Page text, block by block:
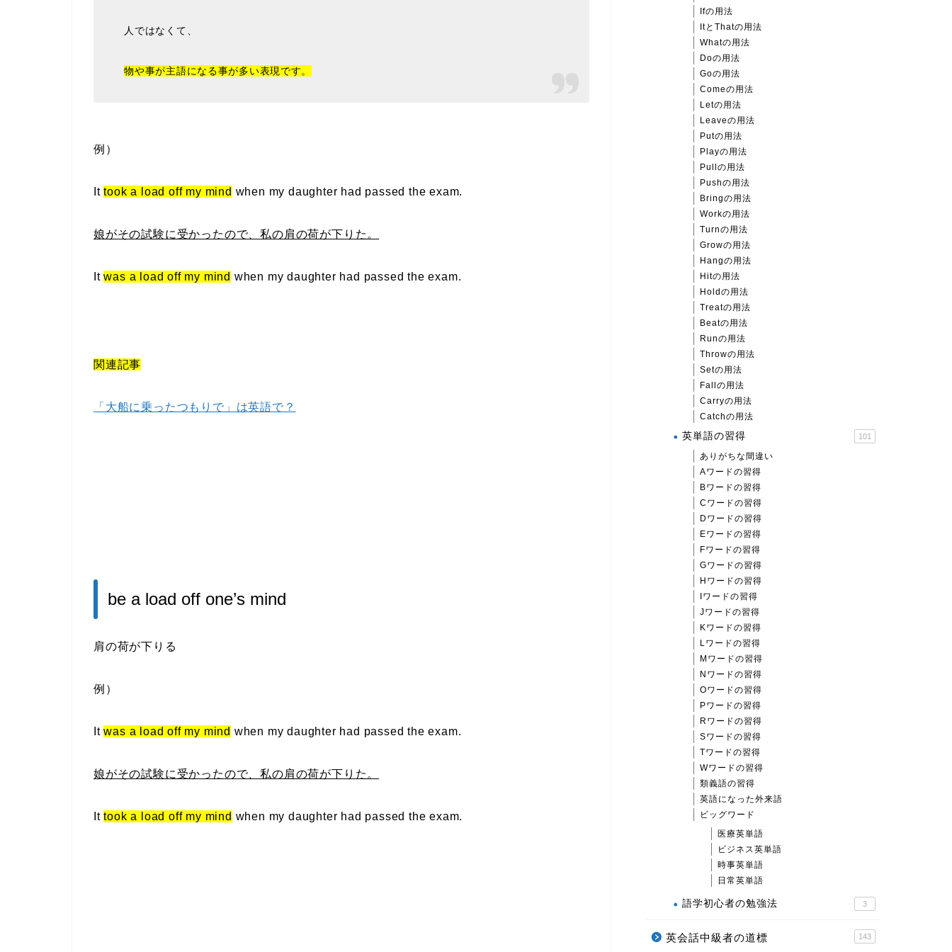
人ではなくて、
物や事が主語になる事が多い表現です。
例）
Ittook a load off my mind when my daughter had passed the exam.
娘がその試験に受かったので、私の肩の荷が下りた。
Itwas a load off my mind when my daughter had passed the exam.
関連記事
「大船に乗ったつもりで」は英語で？
be a load off one’s mind
肩の荷が下りる
例）
Itwas a load off my mind when my daughter had passed the exam.
娘がその試験に受かったので、私の肩の荷が下りた。
Ittook a load off my mind when my daughter had passed the exam.
Ifの用法
ItとThatの用法
Whatの用法
Doの用法
Goの用法
Comeの用法
Letの用法
Leaveの用法
Putの用法
Playの用法
Pullの用法
Pushの用法
Bringの用法
Workの用法
Turnの用法
Growの用法
Hangの用法
Hitの用法
Holdの用法
Treatの用法
Beatの用法
Runの用法
Throwの用法
Setの用法
Fallの用法
Carryの用法
Catchの用法
英単語の習得 101
ありがちな間違い
Aワードの習得
Bワードの習得
Cワードの習得
Dワードの習得
Eワードの習得
Fワードの習得
Gワードの習得
Hワードの習得
Iワードの習得
Jワードの習得
Kワードの習得
Lワードの習得
Mワードの習得
Nワードの習得
Oワードの習得
Pワードの習得
Rワードの習得
Sワードの習得
Tワードの習得
Wワードの習得
類義語の習得
英語になった外来語
ビッグワード
医療英単語
ビジネス英単語
時事英単語
日常英単語
語学初心者の勉強法 3
英会話中級者の道標 143